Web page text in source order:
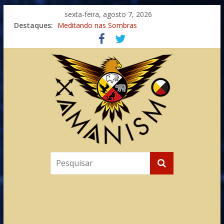
sexta-feira, agosto 7, 2026
Destaques: Meditando nas Sombras
Autosuficiência: A Jornada do Espírito Ancestral
Xamanismo Universal
Totens – Caminho Espiritual – Crescimento
Imaginação na Cura